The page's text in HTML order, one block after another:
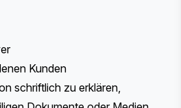
Kunden
schriftlich zu erklären,